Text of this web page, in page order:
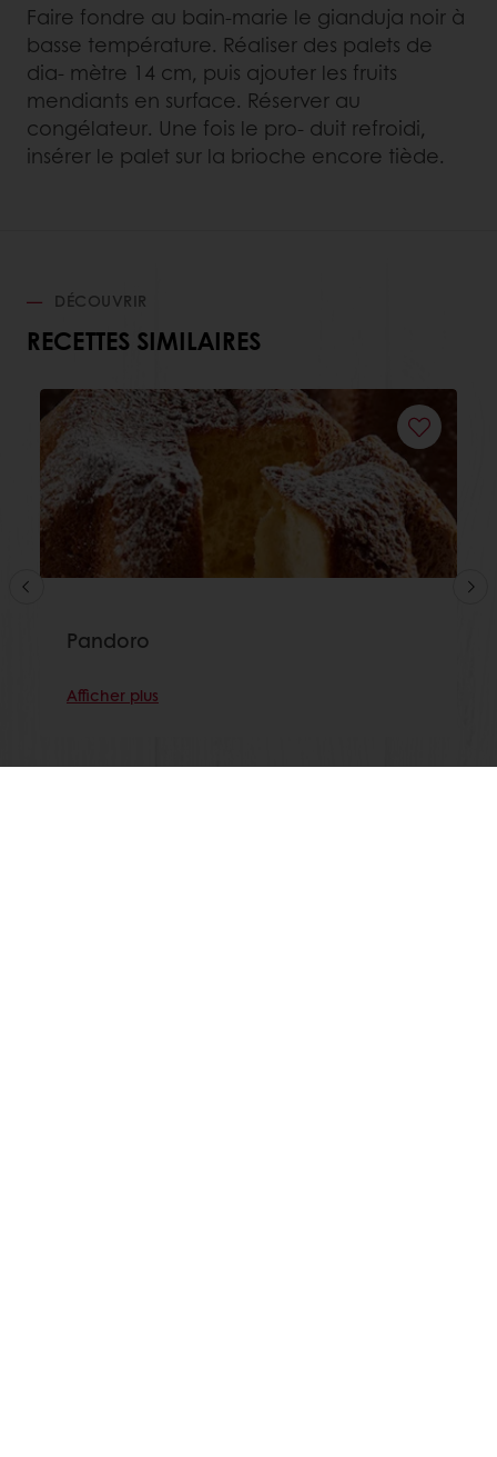
Faire fondre au bain-marie le gianduja noir à
basse température. Réaliser des palets de
dia- mètre 14 cm, puis ajouter les fruits
mendiants en surface. Réserver au
congélateur. Une fois le pro- duit refroidi,
insérer le palet sur la brioche encore tiède.
DÉCOUVRIR
RECETTES SIMILAIRES
Pandoro
Afficher plus